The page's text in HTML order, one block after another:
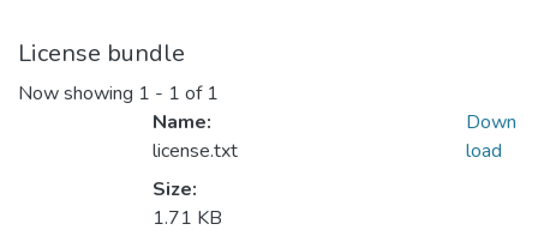
License bundle
Now showing 1 - 1 of 1
Name:
license.txt
Size:
1.71 KB
Down
load